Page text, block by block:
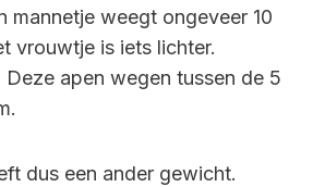
mannetje weegt ongeveer 10
vrouwtje is iets lichter.
Deze apen wegen tussen de 5
dus een ander gewicht.